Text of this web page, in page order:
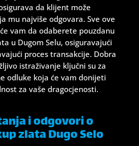
da klijent može
mu najviše odgovara. Sve ove
vam da odaberete pouzdanu
u Dugom Selu, osiguravajući
proces transakcije. Dobra
istraživanje ključni su za
odluke koja će vam donijeti
za vaše dragocjenosti.
i odgovori o
zlata Dugo Selo